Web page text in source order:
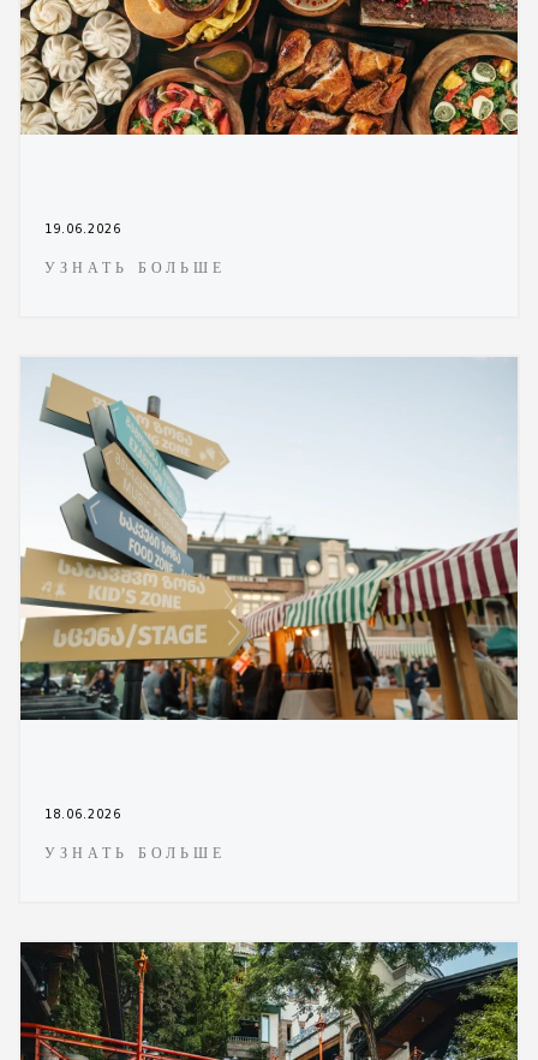
19.06.2026
УЗНАТЬ БОЛЬШЕ
18.06.2026
УЗНАТЬ БОЛЬШЕ